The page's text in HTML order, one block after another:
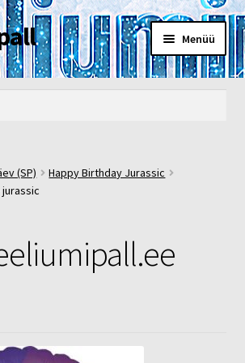
Menüü
(SP)
Happy Birthday Jurassic